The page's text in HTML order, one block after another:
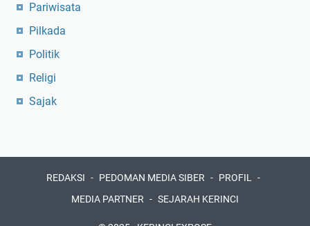
Pariwisata
Pilkada
Politik
Religi
Sajak
REDAKSI PEDOMAN MEDIA SIBER
PROFIL
MEDIA PARTNER
SEJARAH KERINCI